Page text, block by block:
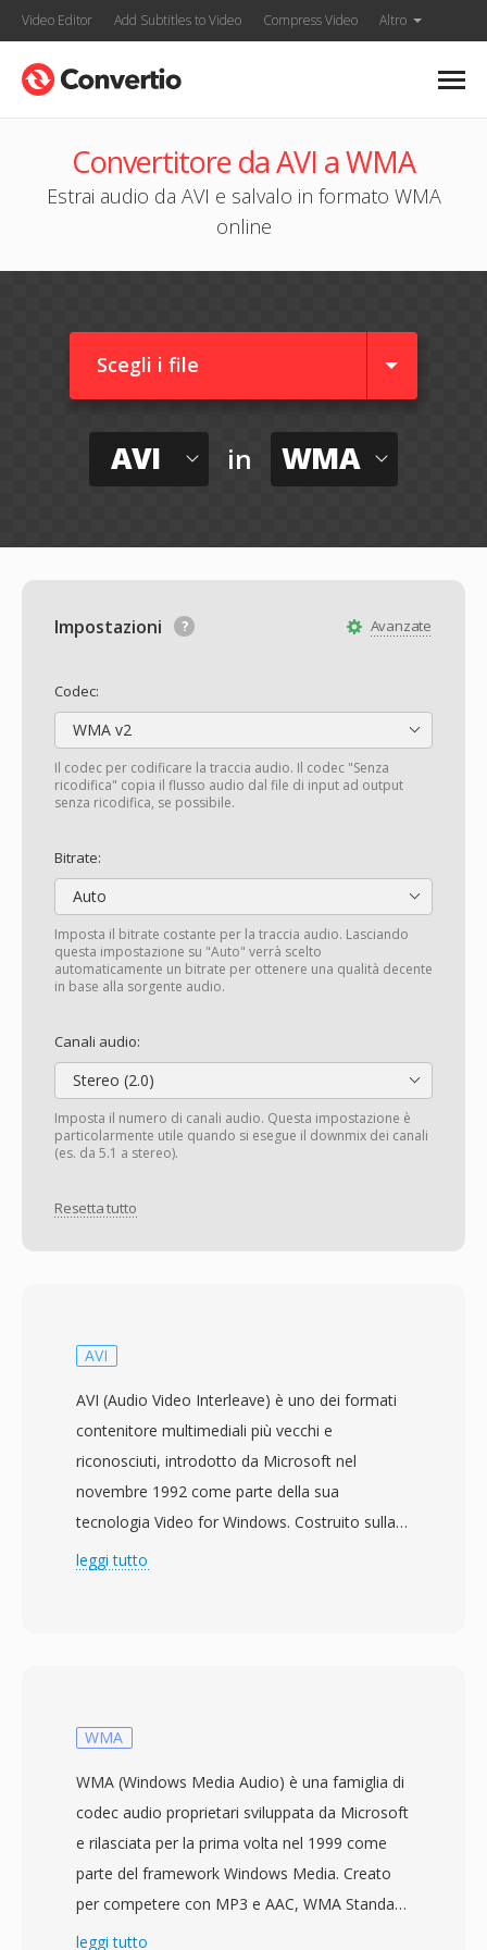
Video Editor Add Subtitles to Video Compress Video Altro
Convertitore da AVI a WMA
Estrai audio da AVI e salvalo in formato WMA
online
Scegli i file
AVI in WMA
Avanzate
Impostazioni
Codec:
WMA v2
Il codec per codificare la traccia audio. Il codec "Senza
ricodifica" copia il flusso audio dal file di input ad output
senza ricodifica, se possibile.
Bitrate:
Auto
Imposta il bitrate costante per la traccia audio. Lasciando
questa impostazione su "Auto" verrà scelto
automaticamente un bitrate per ottenere una qualità decente
in base alla sorgente audio.
Canali audio:
Stereo (2.0)
Imposta il numero di canali audio. Questa impostazione è
particolarmente utile quando si esegue il downmix dei canali
(es. da 5.1 a stereo).
Resetta tutto
AVI
AVI (Audio Video Interleave) è uno dei formati
contenitore multimediali più vecchi e
riconosciuti, introdotto da Microsoft nel
novembre 1992 come parte della sua
tecnologia Video for Windows. Costruito sulla
struttura Resource Interchange File Format
contenere video compresso con praticamente
moderni DivX, Xvid e flussi H.264. Questa
flessibilità ha contribuito alla diffusione capillare
sui personal computer negli anni &#039;90 e
2000. Una caratteristica notevole è la struttura
interna lineare che rende i file AVI relativamente
leggi tutto
WMA
WMA (Windows Media Audio) è una famiglia di
codec audio proprietari sviluppata da Microsoft
e rilasciata per la prima volta nel 1999 come
parte del framework Windows Media. Creato
per competere con MP3 e AAC, WMA Standard
utilizza la codifica percettiva per offrire quella
leggi tutto